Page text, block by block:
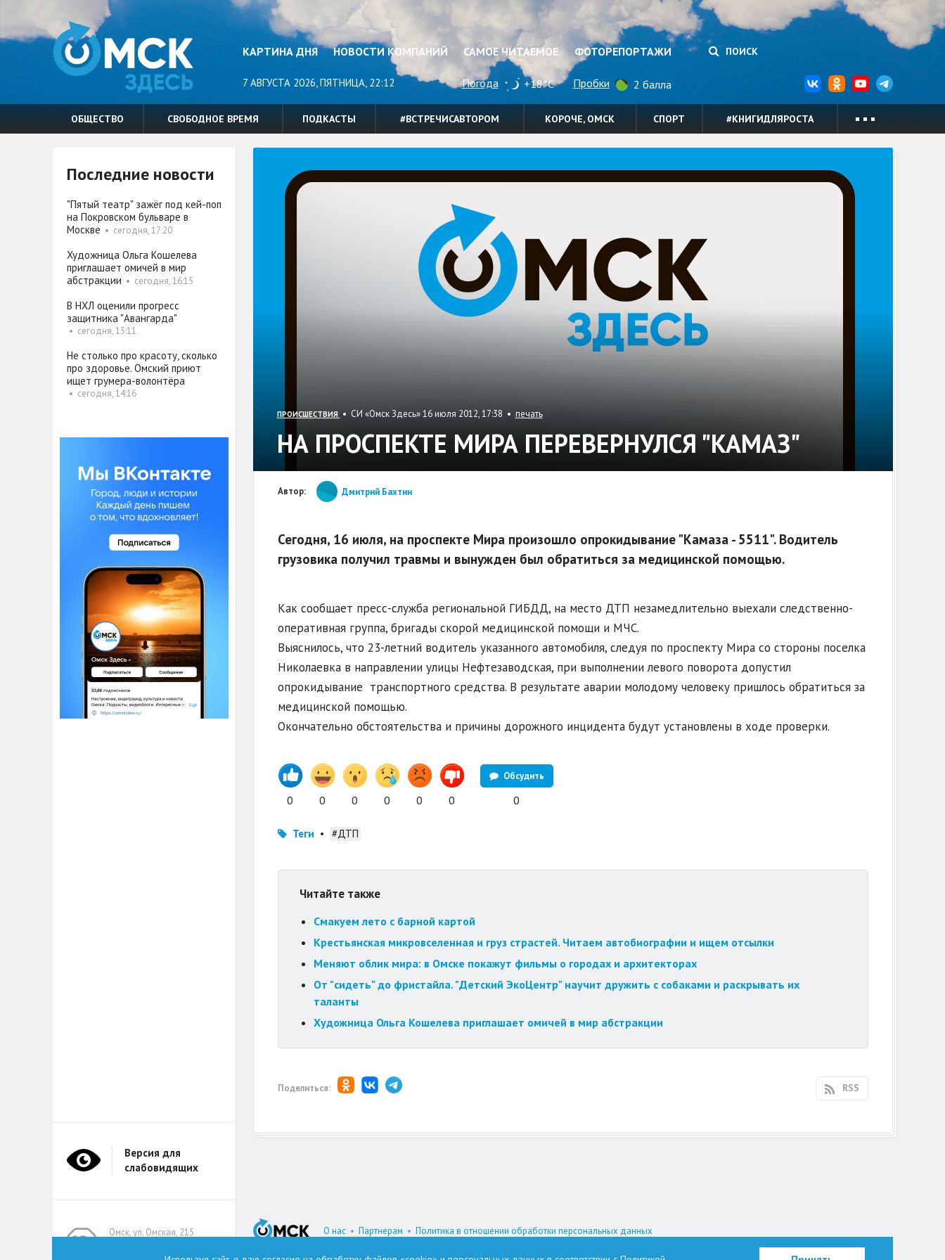
КАРТИНА ДНЯ НОВОСТИ КОМПАНИЙ САМОЕ ЧИТАЕМОЕ ФОТОРЕПОРТАЖИ ПОИСК
7 АВГУСТА 2026, ПЯТНИЦА, 22:12 Погода +18°C Пробки 2 балла
ОБЩЕСТВО СВОБОДНОЕ ВРЕМЯ ПОДКАСТЫ #ВСТРЕЧИСАВТОРОМ КОРОЧЕ, ОМСК СПОРТ #КНИГИДЛЯРОСТА
ПРОИСШЕСТВИЯ • СИ «Омск Здесь» 16 июля 2012, 17:38 • печать
НА ПРОСПЕКТЕ МИРА ПЕРЕВЕРНУЛСЯ "КАМАЗ"
Автор: Дмитрий Бахтин
Сегодня, 16 июля, на проспекте Мира произошло опрокидывание "Камаза - 5511". Водитель
грузовика получил травмы и вынужден был обратиться за медицинской помощью.
Как сообщает пресс-служба региональной ГИБДД, на место ДТП незамедлительно выехали следственно-
оперативная группа, бригады скорой медицинской помощи и МЧС.
Выяснилось, что 23-летний водитель указанного автомобиля, следуя по проспекту Мира со стороны поселка
Николаевка в направлении улицы Нефтезаводская, при выполнении левого поворота допустил
опрокидывание транспортного средства. В результате аварии молодому человеку пришлось обратиться за
медицинской помощью.
Окончательно обстоятельства и причины дорожного инцидента будут установлены в ходе проверки.
0 0 0 0 0 0
Обсудить
0
Теги • #ДТП
Читайте также
Смакуем лето с барной картой
Крестьянская микровселенная и груз страстей. Читаем автобиографии и ищем отсылки
Меняют облик мира: в Омске покажут фильмы о городах и архитекторах
От "сидеть" до фристайла. "Детский ЭкоЦентр" научит дружить с собаками и раскрывать их
таланты
Художница Ольга Кошелева приглашает омичей в мир абстракции
Поделиться: RSS
Последние новости
"Пятый театр" зажёг под кей-поп
на Покровском бульваре в
Москве • сегодня, 17:20
Художница Ольга Кошелева
приглашает омичей в мир
абстракции • сегодня, 16:15
В НХЛ оценили прогресс
защитника "Авангарда"
• сегодня, 15:11
Не столько про красоту, сколько
про здоровье. Омский приют
ищет грумера-волонтёра
• сегодня, 14:16
О нас• Партнерам • Политика в отношении обработки персональных данных
Омск, ул. Омская, 215
Версия для
слабовидящих